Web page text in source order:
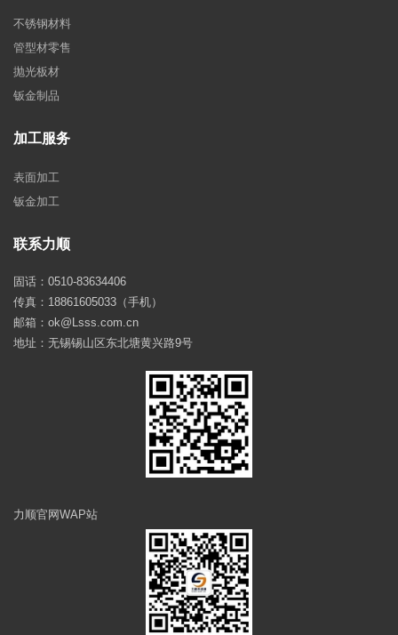
不锈钢材料
管型材零售
抛光板材
钣金制品
加工服务
表面加工
钣金加工
联系力顺
固话：0510-83634406
传真：18861605033（手机）
邮箱：ok@Lsss.com.cn
地址：无锡锡山区东北塘黄兴路9号
力顺官网WAP站